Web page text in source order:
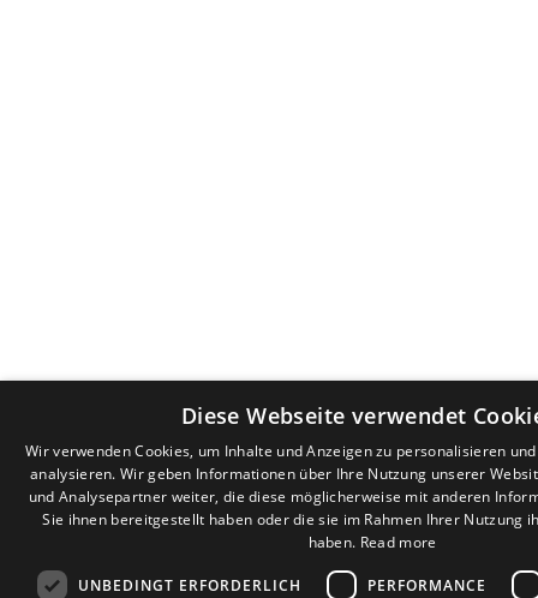
Diese Webseite verwendet
Wir verwenden Cookies, um Inhalte und Anzeigen zu personalisieren
analysieren. Wir geben Informationen über Ihre Nutzung unserer
und Analysepartner weiter, die diese möglicherweise mit anderen
Sie ihnen bereitgestellt haben oder die sie im Rahmen Ihrer Nutzung
haben. Read more
UNBEDINGT ERFORDERLICH PERFORMANCE